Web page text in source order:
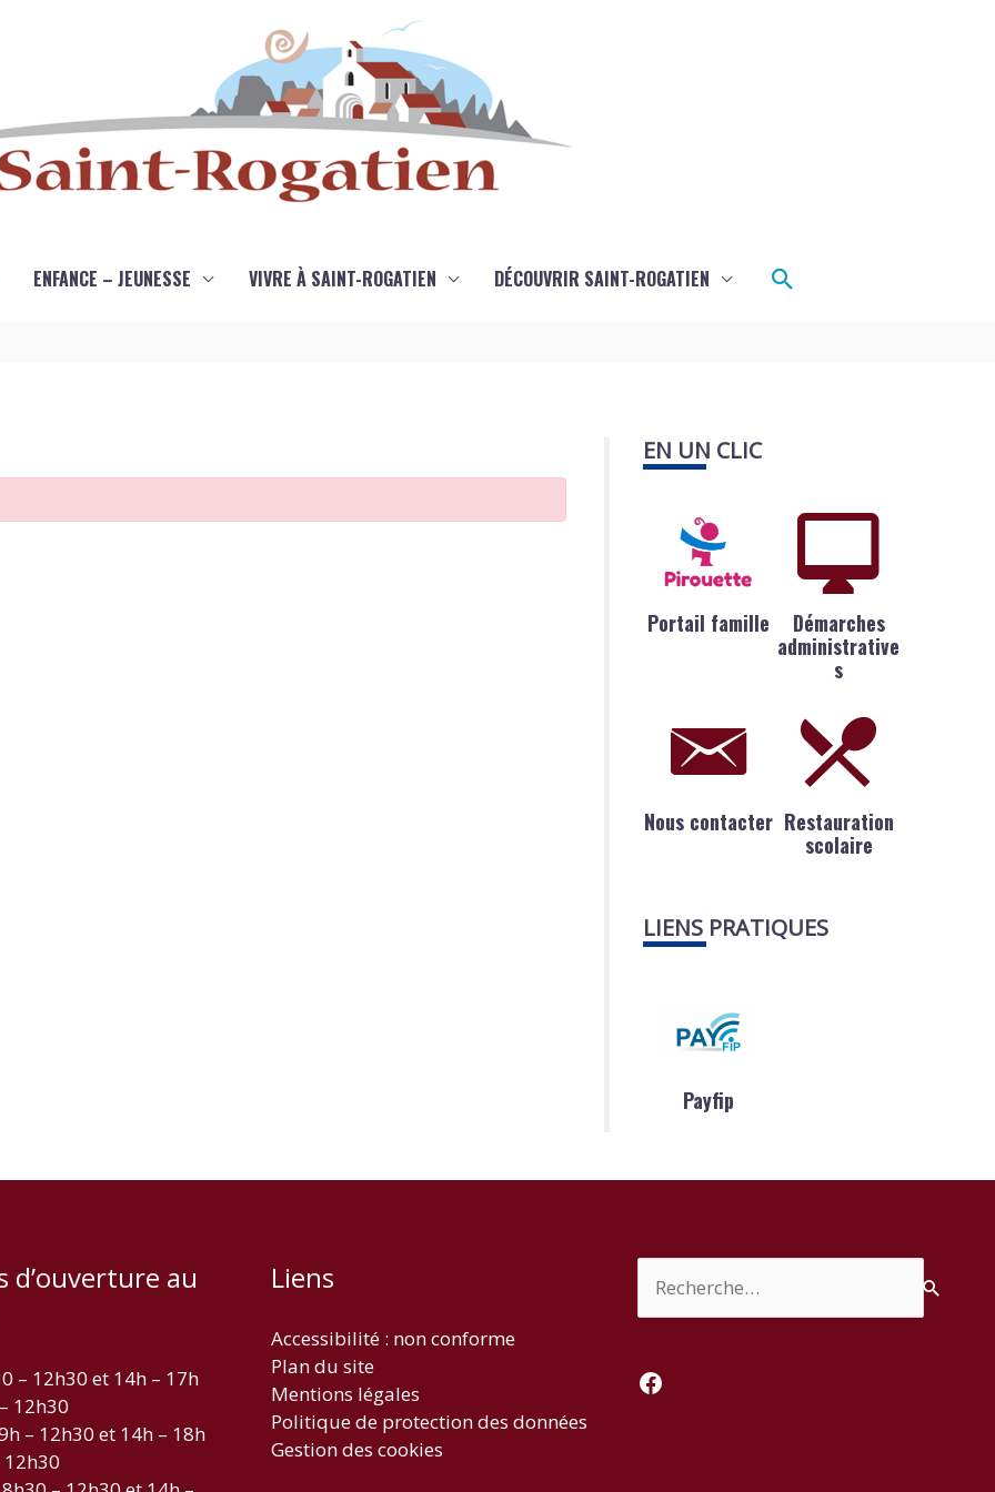
ENFANCE – JEUNESSE VIVRE À SAINT-ROGATIEN DÉCOUVRIR SAINT-ROGATIEN Rechercher
EN UN CLIC
Portail famille
Démarches
administrative
s
Nous contacter Restauration
scolaire
LIENS PRATIQUES
Payfip
d’ouverture au
– 12h30 et 14h – 17h
12h30
– 12h30 et 14h – 18h
12h30
Liens
Accessibilité : non conforme
Plan du site
Mentions légales
Politique de protection des données
Gestion des cookies
Facebook